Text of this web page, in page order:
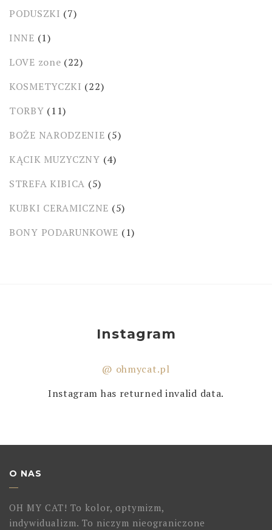
PODUSZKI (7)
INNE (1)
LOVE zone (22)
KOSMETYCZKI (22)
TORBY (11)
BOŻE NARODZENIE (5)
KĄCIK MUZYCZNY (4)
STREFA KIBICA (5)
KUBKI CERAMICZNE (5)
BONY PODARUNKOWE (1)
Instagram
@ ohmycat.pl
Instagram has returned invalid data.
O NAS
OH MY CAT! To kolor, optymizm,
indywidualizm. To niczym nieograniczone